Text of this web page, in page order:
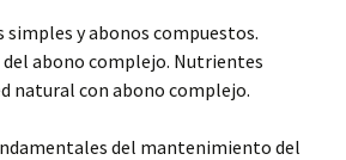
simples y abonos compuestos.
abono complejo. Nutrientes
natural con abono complejo.
del mantenimiento del